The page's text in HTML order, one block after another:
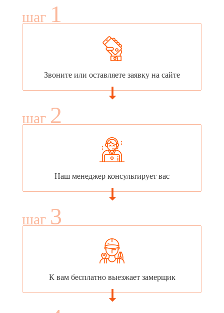
шаг 1
Звоните или оставляете заявку на сайте
шаг 2
Наш менеджер консультирует вас
шаг 3
К вам бесплатно выезжает замерщик